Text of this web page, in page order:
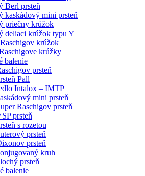
Berl prsteň
kaskádový mini prsteň
priečny krúžok
deliaci krúžok typu Y
krúžok
krúžky
balenie
prsteň
Pall
Intalox – IMTP
mini prsteň
Raschigov prsteň
prsteň
s rozetou
prsteň
prsteň
kruh
prsteň
balenie